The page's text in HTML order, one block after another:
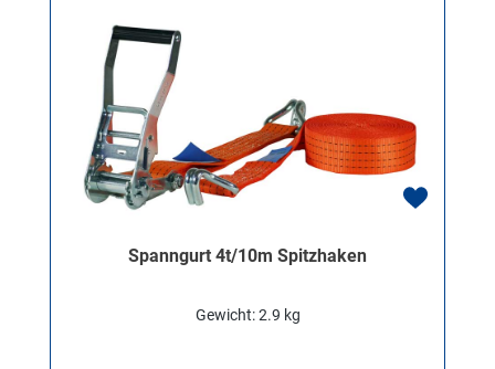
Spanngurt 4t/10m Spitzhaken
Gewicht: 2.9 kg